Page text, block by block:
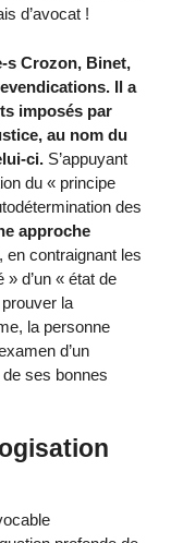
d’avocat !
s Crozon, Binet,
Il a
imposés par
au nom du
ci. S’appuyant
du « principe
des
approche
, en contraignant les
d’un « état de
la
la personne
d’un
ses bonnes